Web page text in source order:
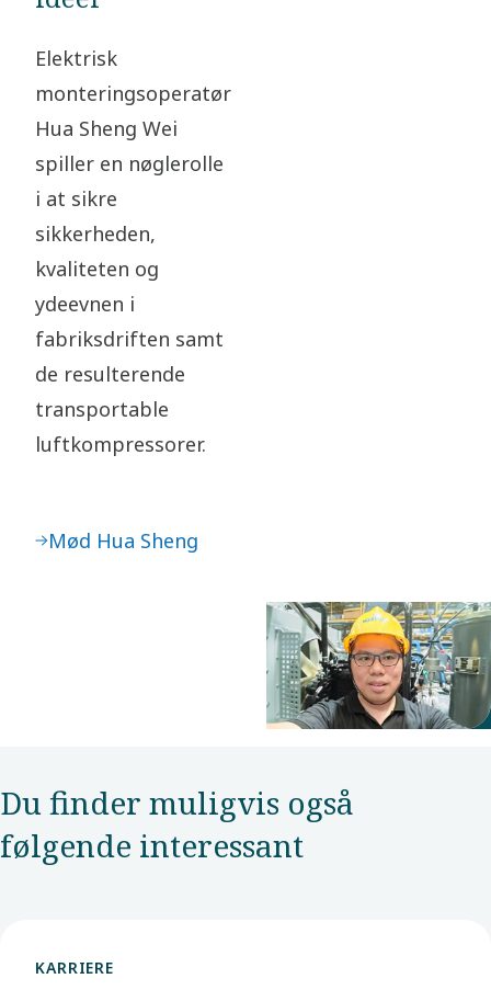
Elektrisk
monteringsoperatør
Hua Sheng Wei
spiller en nøglerolle
i at sikre
sikkerheden,
kvaliteten og
ydeevnen i
fabriksdriften samt
de resulterende
transportable
luftkompressorer.
Mød Hua Sheng
Du finder muligvis også
følgende interessant
KARRIERE